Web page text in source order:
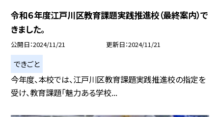
令和６年度江戸川区教育課題実践推進校（最終案内）で
きました。
公開日 2024/11/21 更新日 2024/11/21
できごと
今年度、本校では、江戸川区教育課題実践推進校の指定を
受け、教育課題「魅力ある学校...